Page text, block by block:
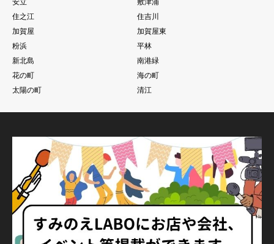
住之江
住吉川
加賀屋
加賀屋東
粉浜
平林
新北島
南港緑
花の町
海の町
太陽の町
清江